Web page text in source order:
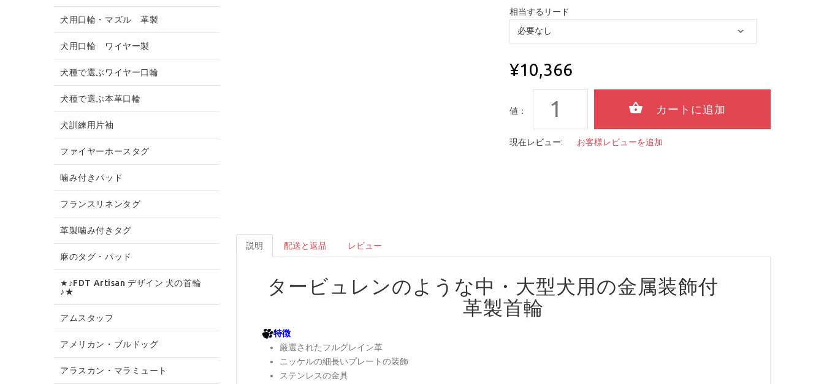
相当するリード
¥10,366
値：
現在レビュー: お客様レビューを追加
説明 配送と返品 レビュー
タービュレンのような中・大型犬用の金属装飾付
革製首輪
特徴
厳選されたフルグレイン革
ニッケルの細長いプレートの装飾
ステンレスの金具
犬用口輪・マズル 革製
犬用口輪 ワイヤー製
犬種で選ぶワイヤー口輪
犬種で選ぶ本革口輪
犬訓練用片袖
ファイヤーホースタグ
噛み付きパッド
フランスリネンタグ
革製噛み付きタグ
麻のタグ・パッド
★♪FDT Artisan デザイン 犬の首輪
♪★
アムスタッフ
アメリカン・ブルドッグ
アラスカン・マラミュート